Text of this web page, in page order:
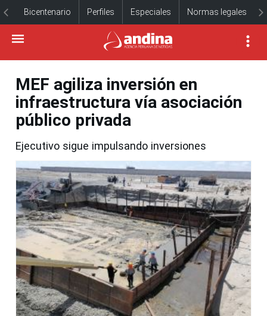
Bicentenario Perfiles Especiales Normas legales
MEF agiliza inversión en
infraestructura vía asociación
público privada
Ejecutivo sigue impulsando inversiones